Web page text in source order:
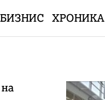
БИЗНИС ХРОНИКА